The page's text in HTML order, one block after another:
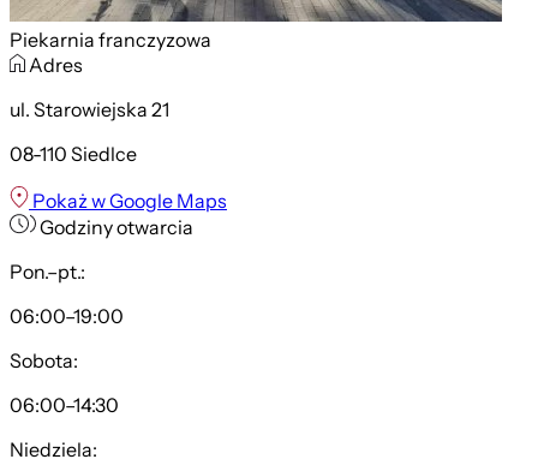
Piekarnia franczyzowa
Adres
ul. Starowiejska 21
08-110 Siedlce
Pokaż w Google Maps
Godziny otwarcia
Pon.–pt.:
06:00–19:00
Sobota:
06:00–14:30
Niedziela: